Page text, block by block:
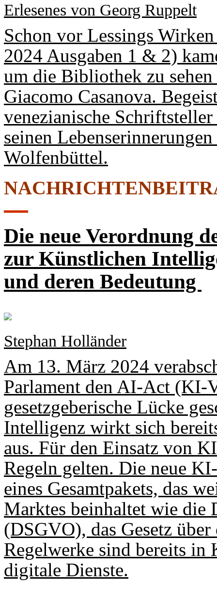
Erlesenes von Georg Ruppelt
Schon vor Lessings
2024 Ausgaben 1 & 2)
um die Bibliothek zu
Giacomo Casanova.
venezianische
seinen
Wolfenbüttel.
Die neue Verordnung
zur Künstlichen
und deren Bedeutung
Stephan Holländer
Am 13. März 2024
Parlament den AI-Act (KI-
gesetzgeberische Lücke
Intelligenz wirkt sich
aus. Für den Einsatz von
Regeln gelten. Die neue
eines Gesamtpakets, das
Marktes beinhaltet wie die
(DSGVO), das Gesetz
Regelwerke sind bereits in
digitale Dienste.